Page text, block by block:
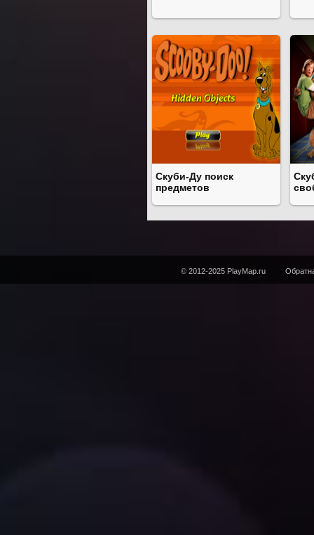
Скуби-Ду поиск
предметов
© 2012-2025 PlayMap.ru